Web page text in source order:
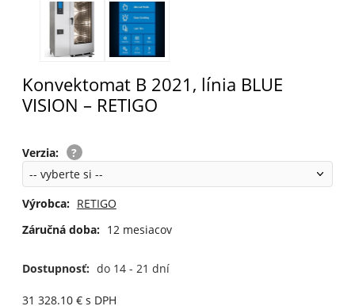
Konvektomat B 2021, línia BLUE
VISION – RETIGO
Verzia:
Výrobca: RETIGO
Záručná doba: 12 mesiacov
Dostupnosť: do 14 - 21 dní
31 328.10€ s DPH